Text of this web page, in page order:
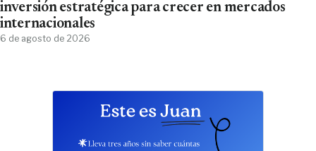
inversión estratégica para crecer en mercados
internacionales
6 de agosto de 2026